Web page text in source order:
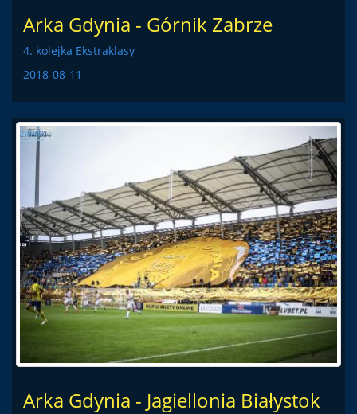
Arka Gdynia - Górnik Zabrze
4. kolejka Ekstraklasy
2018-08-11
Arka Gdynia - Jagiellonia Białystok